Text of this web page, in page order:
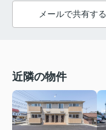
メールで共有する
近隣の物件